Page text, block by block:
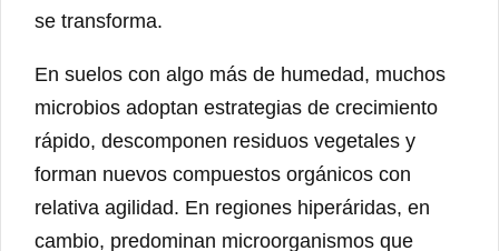
se transforma.
En suelos con algo más de humedad, muchos
microbios adoptan estrategias de crecimiento
rápido, descomponen residuos vegetales y
forman nuevos compuestos orgánicos con
relativa agilidad. En regiones hiperáridas, en
cambio, predominan microorganismos que